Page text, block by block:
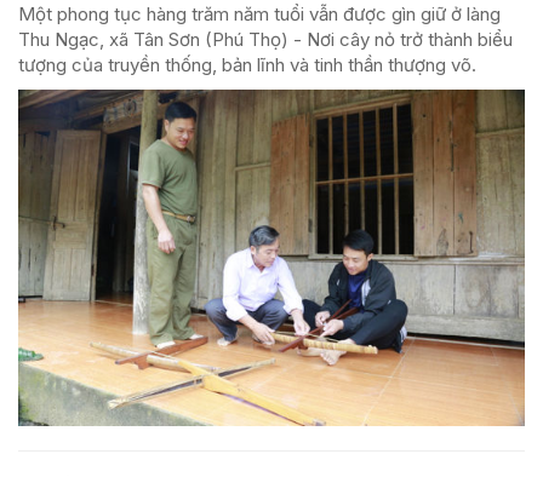
Một phong tục hàng trăm năm tuổi vẫn được gìn giữ ở làng
Thu Ngạc, xã Tân Sơn (Phú Thọ) - Nơi cây nỏ trở thành biểu
tượng của truyền thống, bản lĩnh và tinh thần thượng võ.